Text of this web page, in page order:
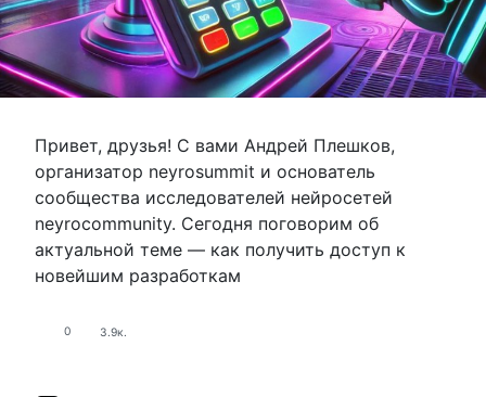
Привет, друзья! С вами Андрей Плешков,
организатор neyrosummit и основатель
сообщества исследователей нейросетей
neyrocommunity. Сегодня поговорим об
актуальной теме — как получить доступ к
новейшим разработкам
0 3.9к.